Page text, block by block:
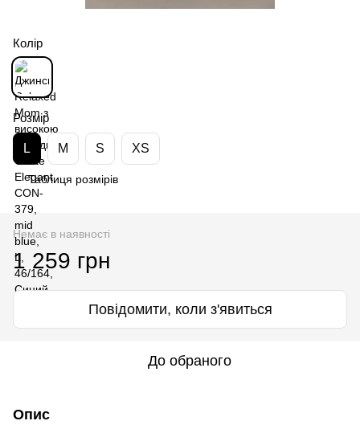
Колір
Розмір
L M S XS
Таблиця розмірів
Немає в наявності
1 259 грн
Повідомити, коли з'явиться
До обраного
Опис